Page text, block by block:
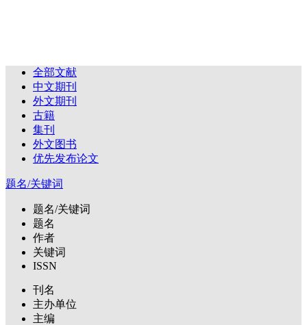
全部文献
中文期刊
外文期刊
古籍
集刊
外文图书
优先发布论文
题名/关键词
题名/关键词
题名
作者
关键词
ISSN
刊名
主办单位
主编